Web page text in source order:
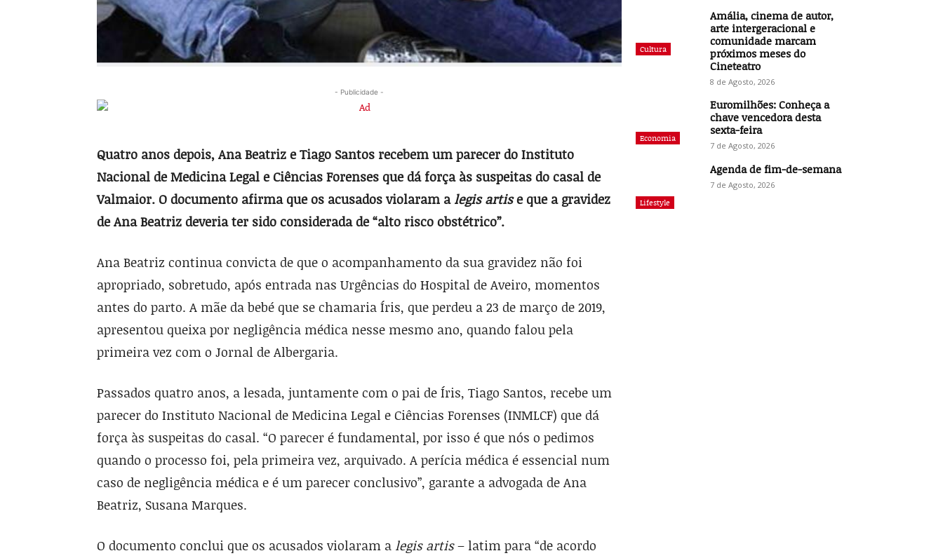
- Publicidade -
Quatro anos depois, Ana Beatriz e Tiago Santos recebem um parecer do Instituto
Nacional de Medicina Legal e Ciências Forenses que dá força às suspeitas do casal de
Valmaior. O documento afirma que os acusados violaram a legis artise que a gravidez
de Ana Beatriz deveria ter sido considerada de “alto risco obstétrico”.
Ana Beatriz continua convicta de que o acompanhamento da sua gravidez não foi
apropriado, sobretudo, após entrada nas Urgências do Hospital de Aveiro, momentos
antes do parto. A mãe da bebé que se chamaria Íris, que perdeu a 23 de março de 2019,
apresentou queixa por negligência médica nesse mesmo ano, quando falou pela
primeira vez com o Jornal de Albergaria.
Passados quatro anos, a lesada, juntamente com o pai de Íris, Tiago Santos, recebe um
parecer do Instituto Nacional de Medicina Legal e Ciências Forenses (INMLCF) que dá
força às suspeitas do casal. “O parecer é fundamental, por isso é que nós o pedimos
quando o processo foi, pela primeira vez, arquivado. A perícia médica é essencial num
caso de negligência médica e é um parecer conclusivo”, garante a advogada de Ana
Beatriz, Susana Marques.
O documento conclui que os acusados violaram a legis artis– latim para “de acordo
Cultura
Amália, cinema de autor,
arte intergeracional e
comunidade marcam
próximos meses do
Cineteatro
8 de Agosto, 2026
Economia
Euromilhões: Conheça a
chave vencedora desta
sexta-feira
7 de Agosto, 2026
Lifestyle
Agenda de fim-de-semana
7 de Agosto, 2026